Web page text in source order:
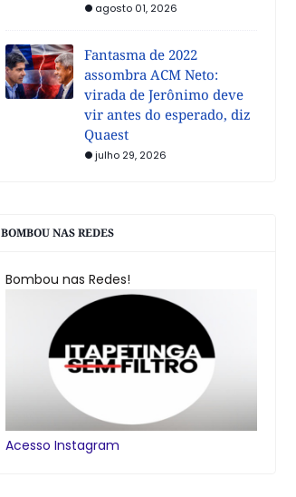
agosto 01, 2026
Fantasma de 2022
assombra ACM Neto:
virada de Jerônimo deve
vir antes do esperado, diz
Quaest
julho 29, 2026
BOMBOU NAS REDES
Bombou nas Redes!
Acesso Instagram